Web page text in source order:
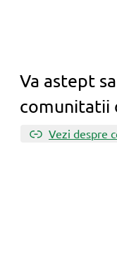
Va astept
comunitatii
Vezi despre